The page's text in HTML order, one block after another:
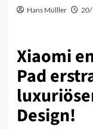
Hans Mülller 20/
Xiaomi
Pad
Design!